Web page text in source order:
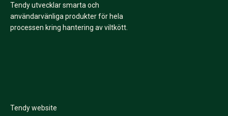
Tendy utvecklar smarta och
användarvänliga produkter för hela
processen kring hantering av viltkött.
Tendy website